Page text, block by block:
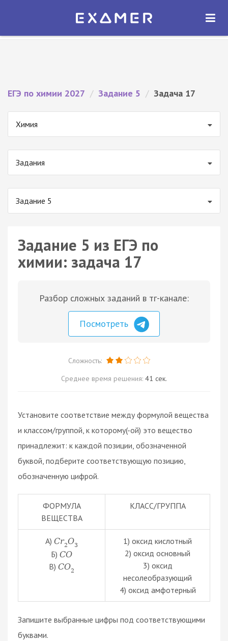
Экзамер — ЕГЭ 2027
ОТКРЫТЬ
ЕГЭ по химии 2027 / Задание 5 / Задача 17
Химия
Задания
Задание 5
Задание 5 из ЕГЭ по
химии: задача 17
Разбор сложных заданий в тг-канале:
Посмотреть
Сложность:
Среднее время решения: 41 сек.
Установите соответствие между формулой вещества
и классом/группой, к которому(-ой) это вещество
принадлежит: к каждой позиции, обозначенной
буквой, подберите соответствующую позицию,
обозначенную цифрой.
ФОРМУЛА
ВЕЩЕСТВА
КЛАСС/ГРУППА
А) Cr2O3
Б) CO
В) CO2
1) оксид кислотный
2) оксид основный
3) оксид
несолеобразующий
4) оксид амфотерный
Запишите выбранные цифры под соответствующими
буквами.